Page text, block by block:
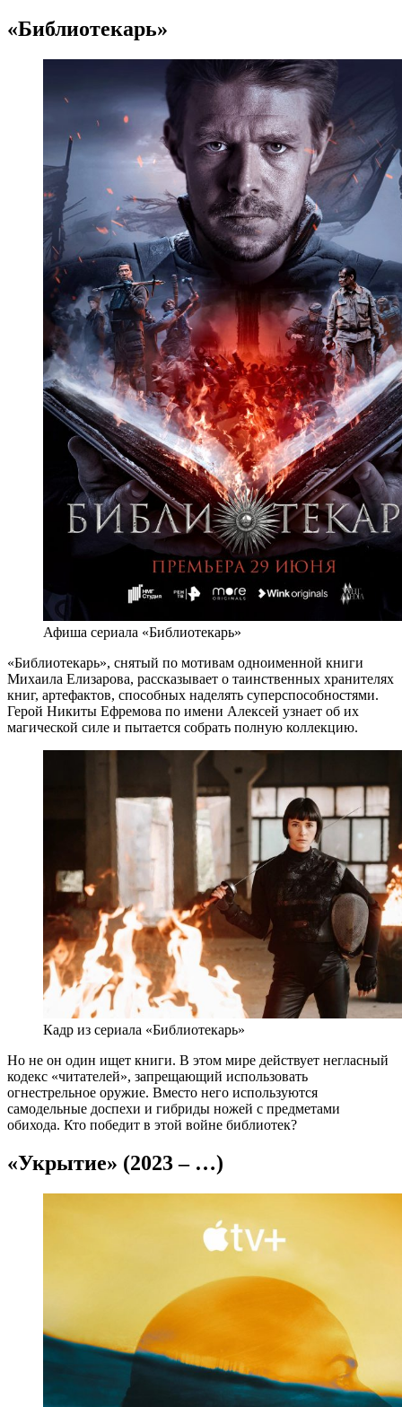
«Библиотекарь»
Афиша сериала «Библиотекарь»
«Библиотекарь», снятый по мотивам одноименной книги
Михаила Елизарова, рассказывает о таинственных хранителях
книг, артефактов, способных наделять суперспособностями.
Герой Никиты Ефремова по имени Алексей узнает об их
магической силе и пытается собрать полную коллекцию.
Кадр из сериала «Библиотекарь»
Но не он один ищет книги. В этом мире действует негласный
кодекс «читателей», запрещающий использовать
огнестрельное оружие. Вместо него используются
самодельные доспехи и гибриды ножей с предметами
обихода. Кто победит в этой войне библиотек?
«Укрытие» (2023 – …)